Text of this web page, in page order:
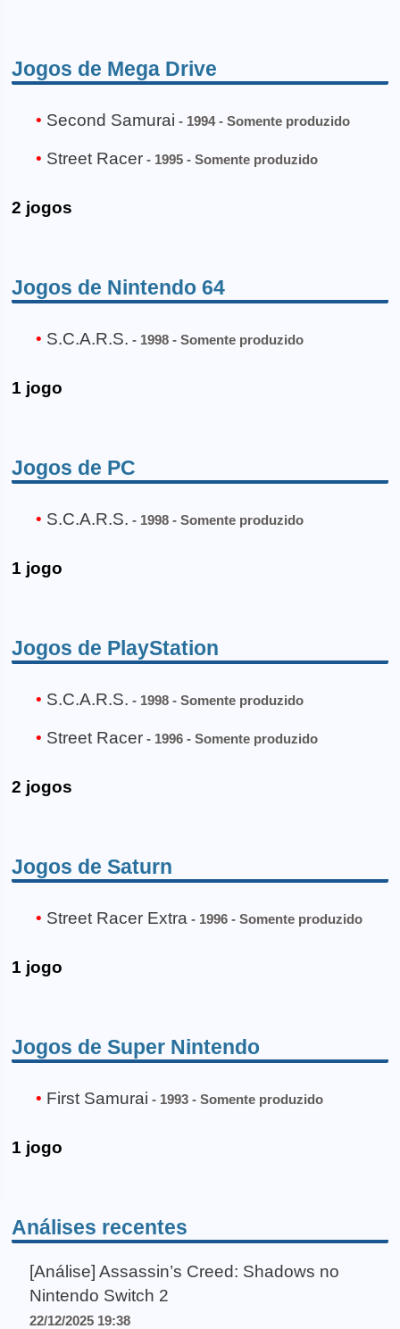
Jogos de Mega Drive
Second Samurai - 1994 - Somente produzido
Street Racer - 1995 - Somente produzido
2 jogos
Jogos de Nintendo 64
S.C.A.R.S. - 1998 - Somente produzido
1 jogo
Jogos de PC
S.C.A.R.S. - 1998 - Somente produzido
1 jogo
Jogos de PlayStation
S.C.A.R.S. - 1998 - Somente produzido
Street Racer - 1996 - Somente produzido
2 jogos
Jogos de Saturn
Street Racer Extra - 1996 - Somente produzido
1 jogo
Jogos de Super Nintendo
First Samurai - 1993 - Somente produzido
1 jogo
Análises recentes
[Análise] Assassin’s Creed: Shadows no
Nintendo Switch 2
22/12/2025 19:38